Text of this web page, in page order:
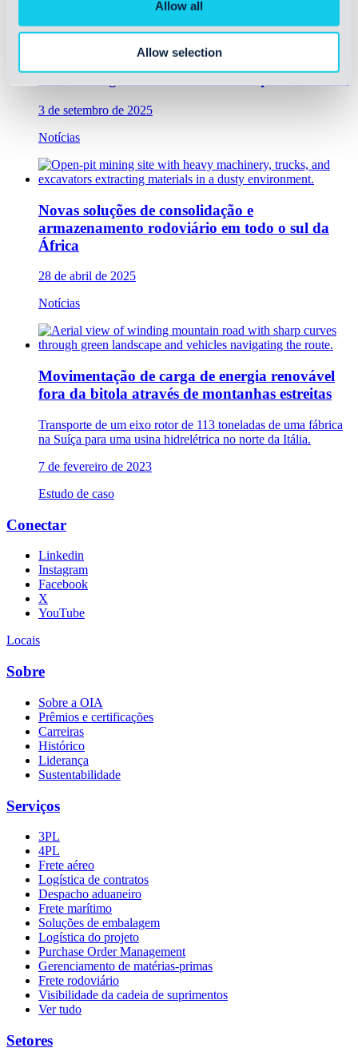
Allow all
Allow selection
Transformando o transporte rodoviário com o
3 de setembro de 2025
Notícias
Novas soluções de consolidação e
armazenamento rodoviário em todo o sul da
África
28 de abril de 2025
Notícias
Movimentação de carga de energia renovável
fora da bitola através de montanhas estreitas
Transporte de um eixo rotor de 113 toneladas de uma fábrica
na Suíça para uma usina hidrelétrica no norte da Itália.
7 de fevereiro de 2023
Estudo de caso
Conectar
Linkedin
Instagram
Facebook
X
YouTube
Locais
Sobre
Sobre a OIA
Prêmios e certificações
Carreiras
Histórico
Liderança
Sustentabilidade
Serviços
3PL
4PL
Frete aéreo
Logística de contratos
Despacho aduaneiro
Frete marítimo
Soluções de embalagem
Logística do projeto
Purchase Order Management
Gerenciamento de matérias-primas
Frete rodoviário
Visibilidade da cadeia de suprimentos
Ver tudo
Setores